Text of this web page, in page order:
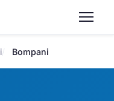
Bompani